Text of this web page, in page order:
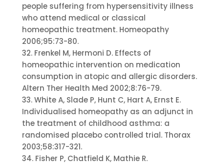
people suffering from hypersensitivity illness
who attend medical or classical
homeopathic treatment. Homeopathy
2006;95:73-80.
32. Frenkel M, Hermoni D. Effects of
homeopathic intervention on medication
consumption in atopic and allergic disorders.
Altern Ther Health Med 2002;8:76-79.
33. White A, Slade P, Hunt C, Hart A, Ernst E.
Individualised homeopathy as an adjunct in
the treatment of childhood asthma: a
randomised placebo controlled trial. Thorax
2003;58:317-321.
34. Fisher P, Chatfield K, Mathie R.